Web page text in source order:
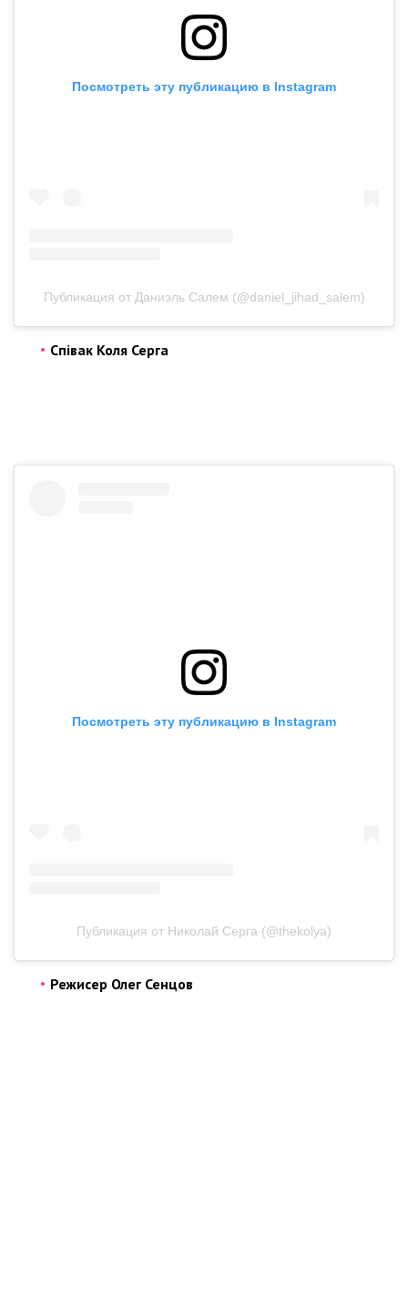
Посмотреть эту публикацию в Instagram
Публикация от Даниэль Салем (@daniel_jihad_salem)
Співак Коля Серга
Посмотреть эту публикацию в Instagram
Публикация от Николай Серга (@thekolya)
Режисер Олег Сенцов